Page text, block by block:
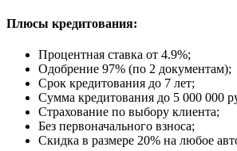
Плюсы кредитования:
Процентная ставка от 4.9%;
Одобрение 97% (по 2 документам);
Срок кредитования до 7 лет;
Сумма кредитования до 5 000 000
Страхование по выбору клиента;
Без первоначального взноса;
Скидка в размере 20% на любое